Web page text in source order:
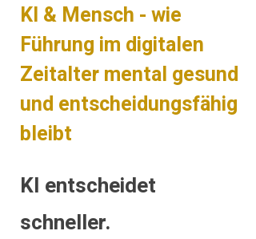
KI & Mensch - wie
Führung im digitalen
Zeitalter mental gesund
und entscheidungsfähig
bleibt
KI entscheidet
schneller.